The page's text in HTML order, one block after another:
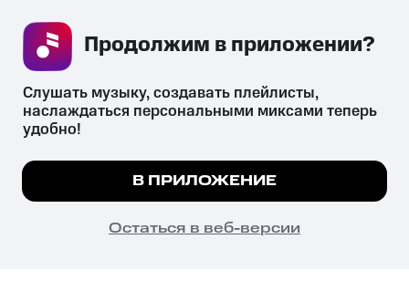
СКАЧАТЬ ПРИЛОЖЕНИЕ
психотропных веществ, их аналогов причиняет вред здоровью,
их незаконный оборот запрещён и влечёт установленную
законодательством ответственность.
© 2026 ООО «КИОН».
Все права защищены
Мы используем куки, чтобы на сайте все
Подробнее
ПОНЯТНО
Слушать музыку, создавать плейлисты,
наслаждаться персональными миксами теперь
удобно!
В ПРИЛОЖЕНИЕ
Остаться в веб-версии